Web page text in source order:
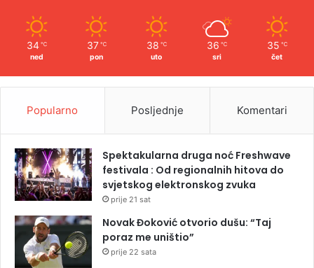
34 ℃
ned
37 ℃
pon
38 ℃
uto
36 ℃
sri
35 ℃
čet
Popularno Posljednje Komentari
Spektakularna druga noć Freshwave
festivala : Od regionalnih hitova do
svjetskog elektronskog zvuka
prije 21 sat
Novak Đoković otvorio dušu: “Taj
poraz me uništio”
prije 22 sata